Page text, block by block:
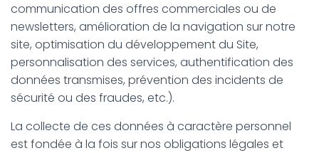
communication des offres commerciales ou de
newsletters, amélioration de la navigation sur notre
site, optimisation du développement du Site,
personnalisation des services, authentification des
données transmises, prévention des incidents de
sécurité ou des fraudes, etc.).
La collecte de ces données à caractère personnel
est fondée à la fois sur nos obligations légales et